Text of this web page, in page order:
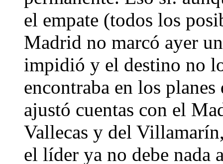
el empate (todos los
Madrid no marcó ayer
impidió y el destino no
encontraba en los
ajustó cuentas con el
Vallecas y del
el líder ya no debe nada